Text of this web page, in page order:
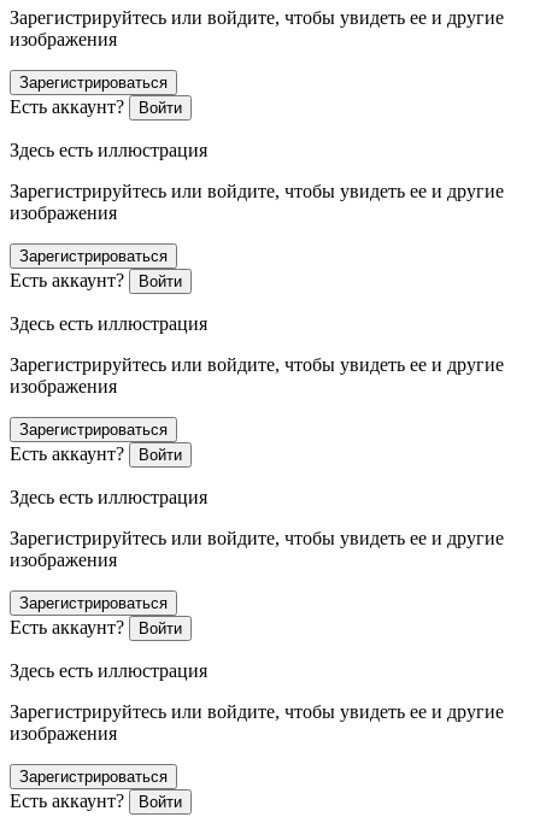
Зарегистрируйтесь или войдите, чтобы увидеть ее и другие
изображения
Зарегистрироваться
Есть аккаунт? Войти
Здесь есть иллюстрация
Зарегистрируйтесь или войдите, чтобы увидеть ее и другие
изображения
Зарегистрироваться
Есть аккаунт? Войти
Здесь есть иллюстрация
Зарегистрируйтесь или войдите, чтобы увидеть ее и другие
изображения
Зарегистрироваться
Есть аккаунт? Войти
Здесь есть иллюстрация
Зарегистрируйтесь или войдите, чтобы увидеть ее и другие
изображения
Зарегистрироваться
Есть аккаунт? Войти
Здесь есть иллюстрация
Зарегистрируйтесь или войдите, чтобы увидеть ее и другие
изображения
Зарегистрироваться
Есть аккаунт? Войти